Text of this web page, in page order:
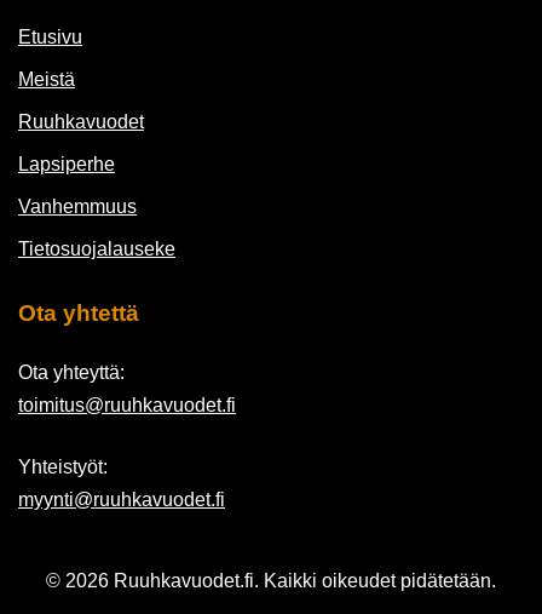
Etusivu
Meistä
Ruuhkavuodet
Lapsiperhe
Vanhemmuus
Tietosuojalauseke
Ota yhtettä
Ota yhteyttä:
toimitus@ruuhkavuodet.fi
Yhteistyöt:
myynti@ruuhkavuodet.fi
© 2026 Ruuhkavuodet.fi. Kaikki oikeudet pidätetään.